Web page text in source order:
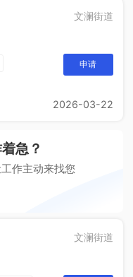
文澜街道
申请
2026-03-22
急？
作主动来找您
文澜街道